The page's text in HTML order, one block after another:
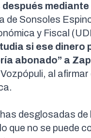
de Sonsoles
y Fiscal
si ese
abonado” a
Vozpópuli, al
desglosadas
que no se puede